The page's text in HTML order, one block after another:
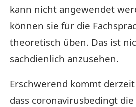
kann nicht angewendet
können sie für die
theoretisch üben. Das ist
sachdienlich anzusehen.
Erschwerend kommt
dass coronavirusbedingt die